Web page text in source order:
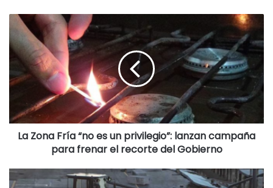
según la inflación.
Para ingresar al beneficio, desde la cartera de Hábitat se
elaboraron dos formularios digitales: uno permite acceder
sólo a la actualización de las cuotas restantes y el otro
además, incluye un plan de regularización para aquellas
familias que registren deuda al 15/05/26.
Adjudicatarios sin deuda
Respecto a los beneficiarios con pagos al día, a partir de
La Zona Fría “no es un privilegio”: lanzan campaña
para frenar el recorte del Gobierno